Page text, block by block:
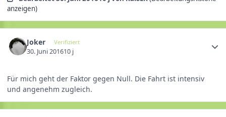
anzeigen)
Joker Verifiziert
30. Juni 201610 j
Für mich geht der Faktor gegen Null. Die Fahrt ist intensiv
und angenehm zugleich.